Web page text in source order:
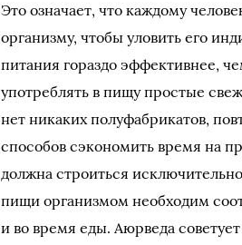
Это означает, что каждому
организму, чтобы уловить его
питания гораздо эффективнее,
употреблять в пищу простые
нет никаких полуфабрикатов,
способов сэкономить время на
должна строиться
пищи организмом необходим
и во время еды. Аюрведа